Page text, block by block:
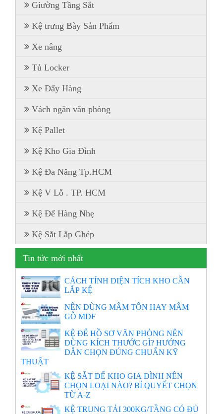
Giường Tầng Sắt
Kệ trưng Bày Sản Phẩm
Xe nâng
Tủ Locker
Xe Đẩy Hàng
Vách ngăn văn phòng
Kệ Pallet
Kệ Kho Gia Đình
Kệ Đa Năng Tp.HCM
Kệ V Lỗ . TP. HCM
Kệ Để Hàng Nhẹ
Kệ Sắt Lắp Ghép
Tin tức mới nhất
CÁCH TÍNH DIỆN TÍCH KHO CẦN
LẮP KỆ
NÊN DÙNG MÂM TÔN HAY MÂM
GỖ MDF
KỆ ĐỂ HỒ SƠ VĂN PHÒNG NÊN
DÙNG KÍCH THƯỚC GÌ? HƯỚNG
DẪN CHỌN ĐÚNG CHUẨN KỸ
THUẬT
KỆ SẮT ĐỂ KHO GIA ĐÌNH NÊN
CHỌN LOẠI NÀO? BÍ QUYẾT CHỌN
TỪ A-Z
KỆ TRUNG TẢI 300KG/TẦNG CÓ ĐỦ